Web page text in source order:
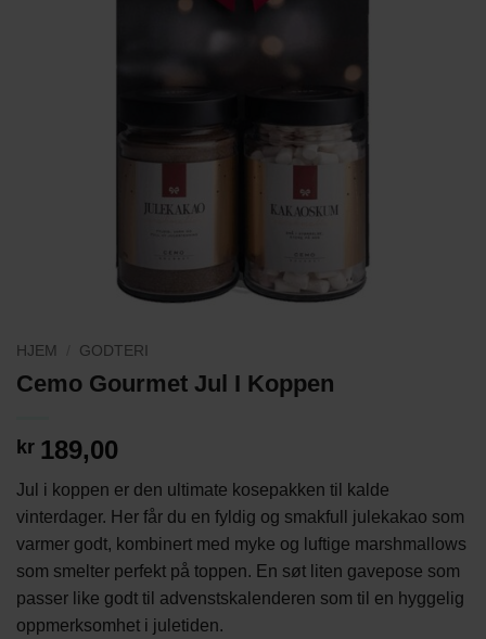
HJEM GODTERI
Cemo Gourmet Jul I Koppen
kr 189,00
Jul i koppen er den ultimate kosepakken til kalde
vinterdager. Her får du en fyldig og smakfull julekakao som
varmer godt, kombinert med myke og luftige marshmallows
som smelter perfekt på toppen. En søt liten gavepose som
passer like godt til advenstskalenderen som til en hyggelig
oppmerksomhet i juletiden.